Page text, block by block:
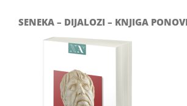
SENEKA – DIJALOZI – KNJIGA